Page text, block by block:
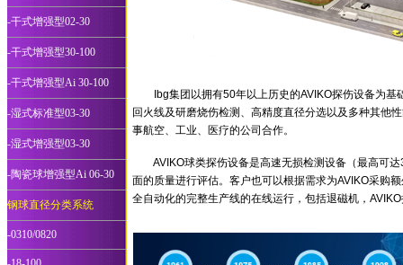
-干式增强型02-30
-干式增强型30-100
-干式增强型Ai 30-100
-湿式标准型03-30
-湿式增强型03-30
-陶瓷球增强型Ai 06-30
钢球直径分类系统
-0310/0820
Ibg集团以拥有50年以上历史的AVIKO探伤设备为基
回火线及研磨烧伤检测、高精度直径分选以及多种其他
事航空、工业、医疗的公司合作。
AVIKO球类探伤设备是高速无损检测设备（最高可达
面的质量进行评估。客户也可以根据需求为AVIKO采购
全自动化的完整生产线的在线运行，包括退磁机，